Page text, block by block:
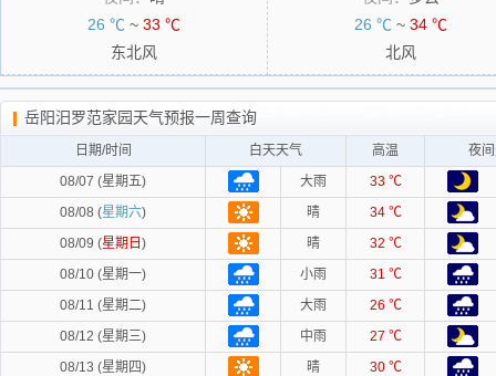
26 ℃ ~ 33 ℃
东北风
26 ℃ ~ 34 ℃
北风
岳阳汨罗范家园天气预报一周查询
日期/时间 白天天气 高温
夜
08/07 (星期五)
大雨
33 ℃
08/08 (星期六) 晴
34 ℃
08/09 (星期日 ) 晴
32 ℃
08/10 (星期一)
小雨
31 ℃
08/11 (星期二)
大雨
26 ℃
08/12 (星期三)
中雨
27 ℃
08/13 (星期四)
晴 30 ℃